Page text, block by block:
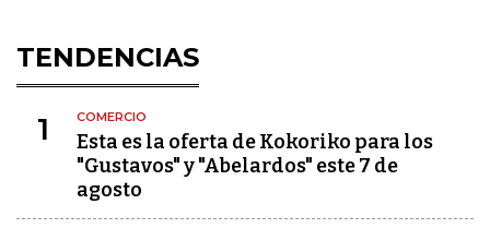
TENDENCIAS
1 COMERCIO
Esta es la oferta de Kokoriko para los
"Gustavos" y "Abelardos" este 7 de
agosto